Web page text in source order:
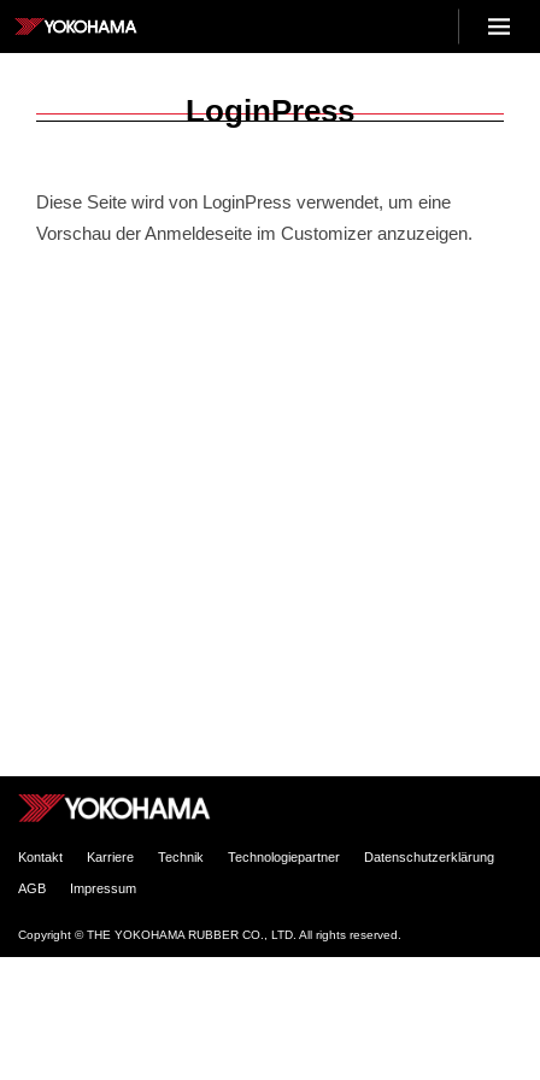
Skip
YOKOHAMA
Menu
LoginPress
Diese Seite wird von LoginPress verwendet, um eine
Vorschau der Anmeldeseite im Customizer anzuzeigen.
Kontakt Karriere Technik Technologiepartner Datenschutzerklärung
AGB Impressum
Copyright © THE YOKOHAMA RUBBER CO., LTD. All rights reserved.